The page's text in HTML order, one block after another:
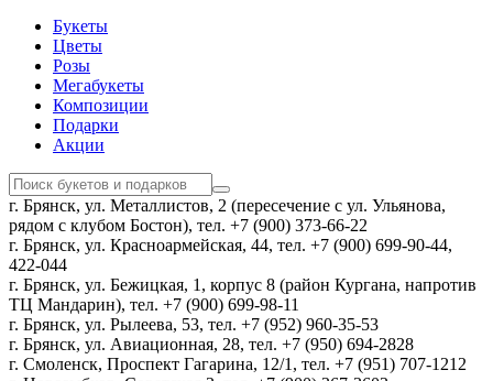
Букеты
Цветы
Розы
Мегабукеты
Композиции
Подарки
Акции
г. Брянск, ул. Металлистов, 2 (пересечение с ул. Ульянова,
рядом с клубом Бостон), тел. +7 (900) 373-66-22
г. Брянск, ул. Красноармейская, 44, тел. +7 (900) 699-90-44,
422-044
г. Брянск, ул. Бежицкая, 1, корпус 8 (район Кургана, напротив
ТЦ Мандарин), тел. +7 (900) 699-98-11
г. Брянск, ул. Рылеева, 53, тел. +7 (952) 960-35-53
г. Брянск, ул. Авиационная, 28, тел. +7 (950) 694-2828
г. Смоленск, Проспект Гагарина, 12/1, тел. +7 (951) 707-1212